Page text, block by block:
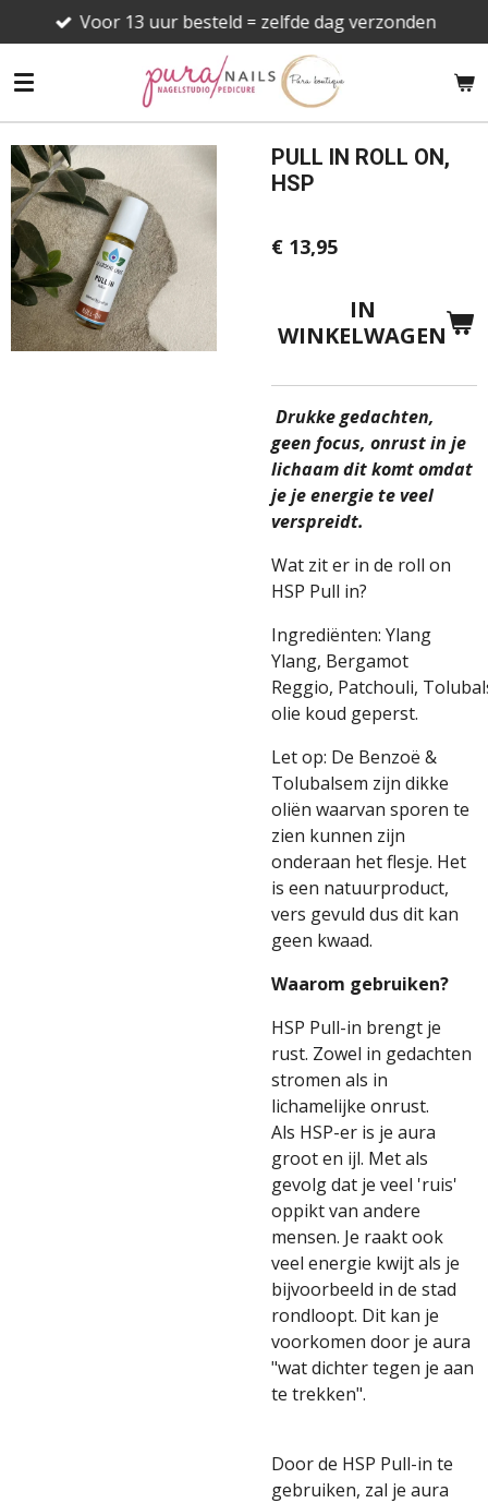
direct
naar
hoofdinhoud
Voor 13 uur besteld = zelfde dag verzonden
PULL IN ROLL ON,
HSP
€ 13,95
IN
WINKELWAGEN
Drukke gedachten,
geen focus, onrust in je
lichaam dit komt omdat
je je energie te veel
verspreidt.
Wat zit er in de roll on
HSP Pull in?
Ingrediënten: Ylang
Ylang, Bergamot
Reggio, Patchouli,
olie koud geperst.
Let op: De Benzoë &
Tolubalsem zijn dikke
oliën waarvan sporen te
zien kunnen zijn
onderaan het flesje. Het
is een natuurproduct,
vers gevuld dus dit kan
geen kwaad.
Waarom gebruiken?
HSP Pull-in brengt je
rust. Zowel in gedachten
stromen als in
lichamelijke onrust.
Als HSP-er is je aura
groot en ijl. Met als
gevolg dat je veel 'ruis'
oppikt van andere
mensen. Je raakt ook
veel energie kwijt als je
bijvoorbeeld in de stad
rondloopt. Dit kan je
voorkomen door je aura
"wat dichter tegen je aan
te trekken".
Door de HSP Pull-in te
gebruiken, zal je aura